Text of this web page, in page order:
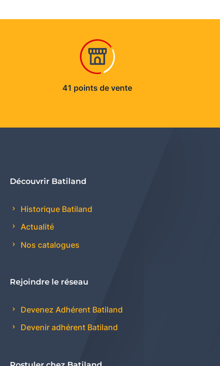
41 points de vente
Découvrir Batiland
Historique Batiland
Actualité
Nos catalogues
Rejoindre le réseau
Devenez Adhérent Batiland
Devenir adhérent Batiland